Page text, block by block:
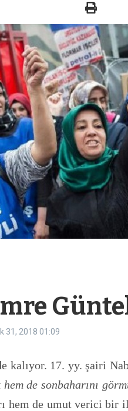
31, 2018 01:09
kalıyor. 17. yy. şairi
de sonbaharını
hem de umut verici bir